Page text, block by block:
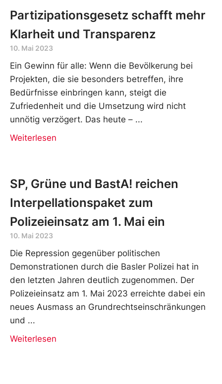
Partizipationsgesetz schafft mehr
Klarheit und Transparenz
10. Mai 2023
Ein Gewinn für alle: Wenn die Bevölkerung bei
Projekten, die sie besonders betreffen, ihre
Bedürfnisse einbringen kann, steigt die
Zufriedenheit und die Umsetzung wird nicht
unnötig verzögert. Das heute –
Weiterlesen
SP, Grüne und BastA! reichen
Interpellationspaket zum
Polizeieinsatz am 1. Mai ein
10. Mai 2023
Die Repression gegenüber politischen
Demonstrationen durch die Basler Polizei hat in
den letzten Jahren deutlich zugenommen. Der
Polizeieinsatz am 1. Mai 2023 erreichte dabei ein
neues Ausmass an Grundrechtseinschränkungen
und
Weiterlesen